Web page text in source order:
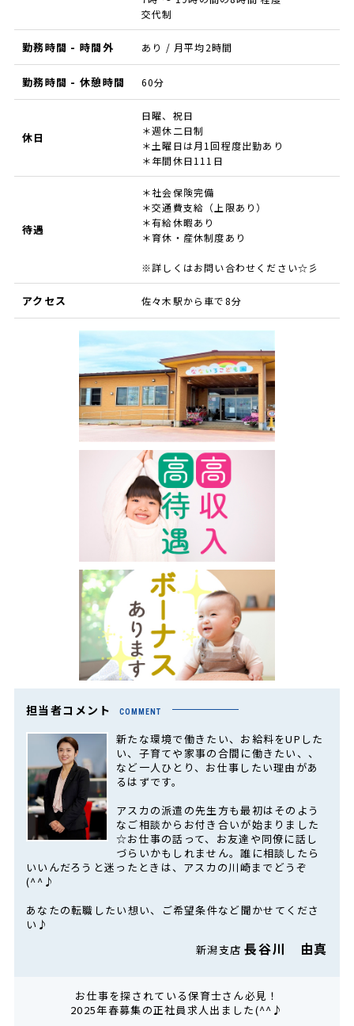
交代制
勤務時間 - 時間外 あり / 月平均2時間
勤務時間 - 休憩時間 60分
休日
日曜、祝日
＊週休二日制
＊土曜日は月1回程度出勤あり
＊年間休日111日
待遇
＊社会保険完備
＊交通費支給（上限あり）
＊有給休暇あり
＊育休・産休制度あり
※詳しくはお問い合わせください☆彡
アクセス 佐々木駅から車で8分
担当者コメント COMMENT
新たな環境で働きたい、お給料をUPした
い、子育てや家事の合間に働きたい、、
など一人ひとり、お仕事したい理由があ
るはずです。
アスカの派遣の先生方も最初はそのよう
なご相談からお付き合いが始まりました
☆お仕事の話って、お友達や同僚に話し
づらいかもしれません。誰に相談したら
いいんだろうと迷ったときは、アスカの川崎までどうぞ
(^^♪
あなたの転職したい想い、ご希望条件など聞かせてくださ
い♪
新潟支店長谷川 由真
お仕事を探されている保育士さん必見！
2025年春募集の正社員求人出ました(^^♪